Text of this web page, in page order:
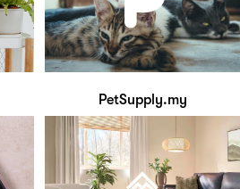
PetSupply.my